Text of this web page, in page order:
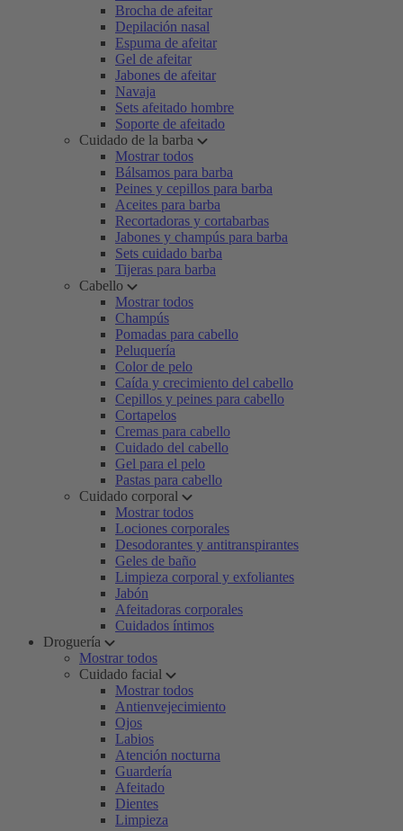
Brocha de afeitar
Depilación nasal
Espuma de afeitar
Gel de afeitar
Jabones de afeitar
Navaja
Sets afeitado hombre
Soporte de afeitado
Cuidado de la barba
Mostrar todos
Bálsamos para barba
Peines y cepillos para barba
Aceites para barba
Recortadoras y cortabarbas
Jabones y champús para barba
Sets cuidado barba
Tijeras para barba
Cabello
Mostrar todos
Champús
Pomadas para cabello
Peluquería
Color de pelo
Caída y crecimiento del cabello
Cepillos y peines para cabello
Cortapelos
Cremas para cabello
Cuidado del cabello
Gel para el pelo
Pastas para cabello
Cuidado corporal
Mostrar todos
Lociones corporales
Desodorantes y antitranspirantes
Geles de baño
Limpieza corporal y exfoliantes
Jabón
Afeitadoras corporales
Cuidados íntimos
Droguería
Mostrar todos
Cuidado facial
Mostrar todos
Antienvejecimiento
Ojos
Labios
Atención nocturna
Guardería
Afeitado
Dientes
Limpieza